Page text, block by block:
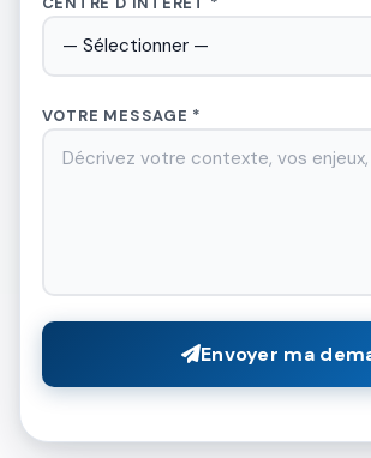
VOTRE MESSAGE *
Envoyer ma
Votre assistant intelligent, formé
l'ensemble du programme